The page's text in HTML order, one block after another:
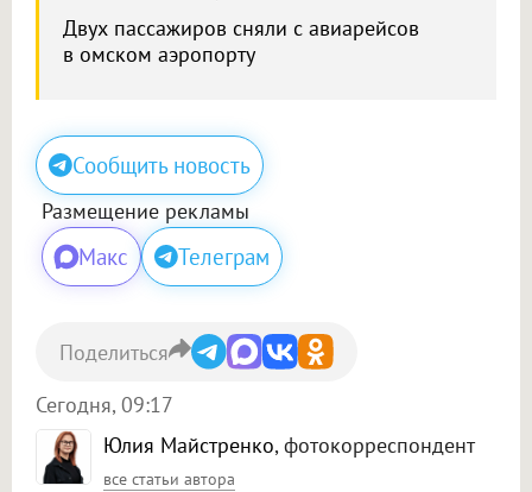
Двух пассажиров сняли с авиарейсов
в омском аэропорту
Сообщить новость
Размещение рекламы
Макс Телеграм
Юлия Майстренко, фотокорреспондент
все статьи автора
Сегодня, 09:17
Поделиться